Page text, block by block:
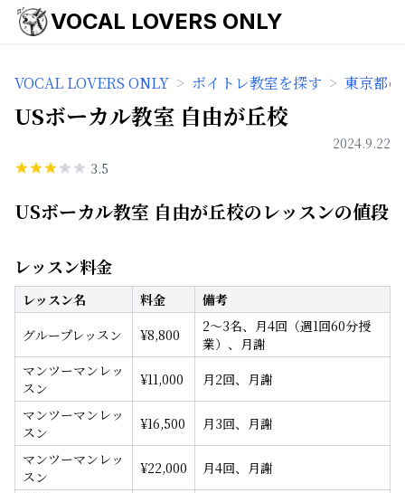
VOCAL LOVERS ONLY
VOCAL LOVERS ONLY > ボイトレ教室を探す > 東京都
USボーカル教室 自由が丘校
2024.9.22
3.5
USボーカル教室 自由が丘校のレッスンの値段
レッスン料金
レッスン名 料金
備考
グループレッスン
¥8,800
2～3名、月4回（週1回60分授
業）、月謝
マンツーマンレッ
スン
¥11,000
月2回、月謝
マンツーマンレッ
スン
¥16,500
月3回、月謝
マンツーマンレッ
スン
¥22,000
月4回、月謝